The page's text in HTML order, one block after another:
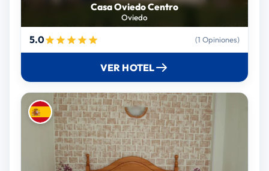
Casa Oviedo Centro
Oviedo
5.0 (1 Opiniones)
VER HOTEL